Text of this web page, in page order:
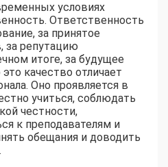
условиях
Ответственность
за принятое
за репутацию
итоге, за будущее
качество отличает
Оно проявляется в
учиться, соблюдать
честности,
к преподавателям и
обещания и доводить